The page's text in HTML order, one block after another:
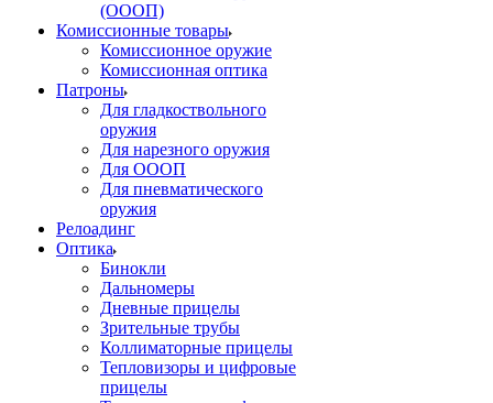
(ОООП)
Комиссионные товары
Комиссионное оружие
Комиссионная оптика
Патроны
Для гладкоствольного
оружия
Для нарезного оружия
Для ОООП
Для пневматического
оружия
Релоадинг
Оптика
Бинокли
Дальномеры
Дневные прицелы
Зрительные трубы
Коллиматорные прицелы
Тепловизоры и цифровые
прицелы